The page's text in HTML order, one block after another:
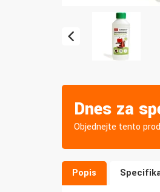
Dnes za
Objednejte tento
Popis